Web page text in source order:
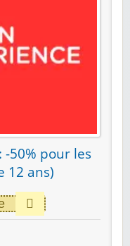
-50% pour les
12 ans)